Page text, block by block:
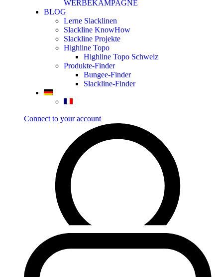
WERBEKAMPAGNE
BLOG
Lerne Slacklinen
Slackline KnowHow
Slackline Projekte
Highline Topo
Highline Topo Schweiz
Produkte-Finder
Bungee-Finder
Slackline-Finder
Connect to your account